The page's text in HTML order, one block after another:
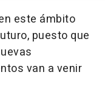
este ámbito
puesto que
van a venir